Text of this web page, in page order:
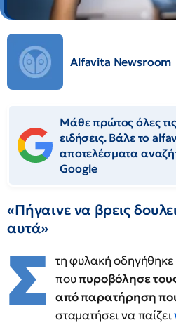
Alfavita Newsroom
Μάθε πρώτος όλες
ειδήσεις. Βάλε το
αποτελέσματα
Google
«Πήγαινε να βρεις
αυτά»
Σ τη φυλακή οδηγήθηκε
πουπυροβόλησε
από παρατήρηση
σταματήσει να παίζει